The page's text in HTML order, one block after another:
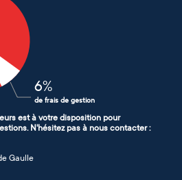
6%
de frais de gestion
est à votre disposition pour
N'hésitez pas à nous contacter :
Gaulle